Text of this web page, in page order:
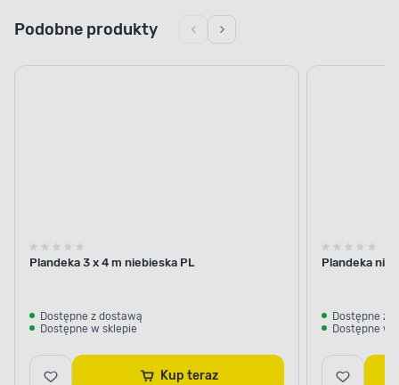
Podobne produkty
Plandeka 3 x 4 m niebieska PL
Dostępne z dostawą
Dostępne w sklepie
Kup teraz
Plandeka
Dostępne z
Dostępne w